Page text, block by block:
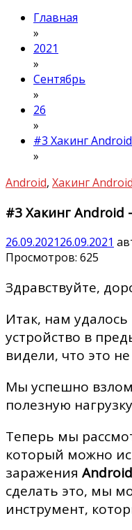
Главная
»
2021
»
Сентябрь
»
26
»
#3 Хакинг
»
Android, Хакинг Android
#3 Хакинг Android
26.09.202126.09.2021
Просмотров: 625
Здравствуйте,
Итак, нам
устройство в
видели, что это
Мы успешно
полезную
Теперь мы
который можно
заражения Android
сделать это, мы
инструмент,